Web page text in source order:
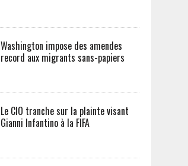
Washington impose des amendes
record aux migrants sans-papiers
Le CIO tranche sur la plainte visant
Gianni Infantino à la FIFA